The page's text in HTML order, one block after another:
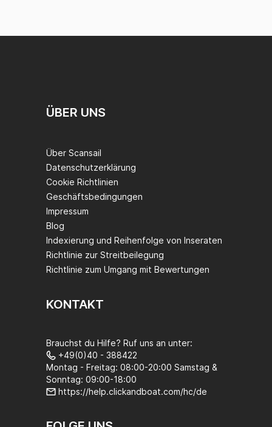
ÜBER UNS
Über Scansail
Datenschutzerklärung
Cookie Richtlinien
Geschäftsbedingungen
Impressum
Blog
Indexierung und Reihenfolge von Inseraten
Richtlinie zur Streitbeilegung
Richtlinie zum Umgang mit Bewertungen
KONTAKT
Brauchst du Hilfe? Ruf uns an unter:
+49(0)40 - 388422
Montag - Freitag: 08:00-20:00 Samstag &
Sonntag: 09:00-18:00
https://help.clickandboat.com/hc/de